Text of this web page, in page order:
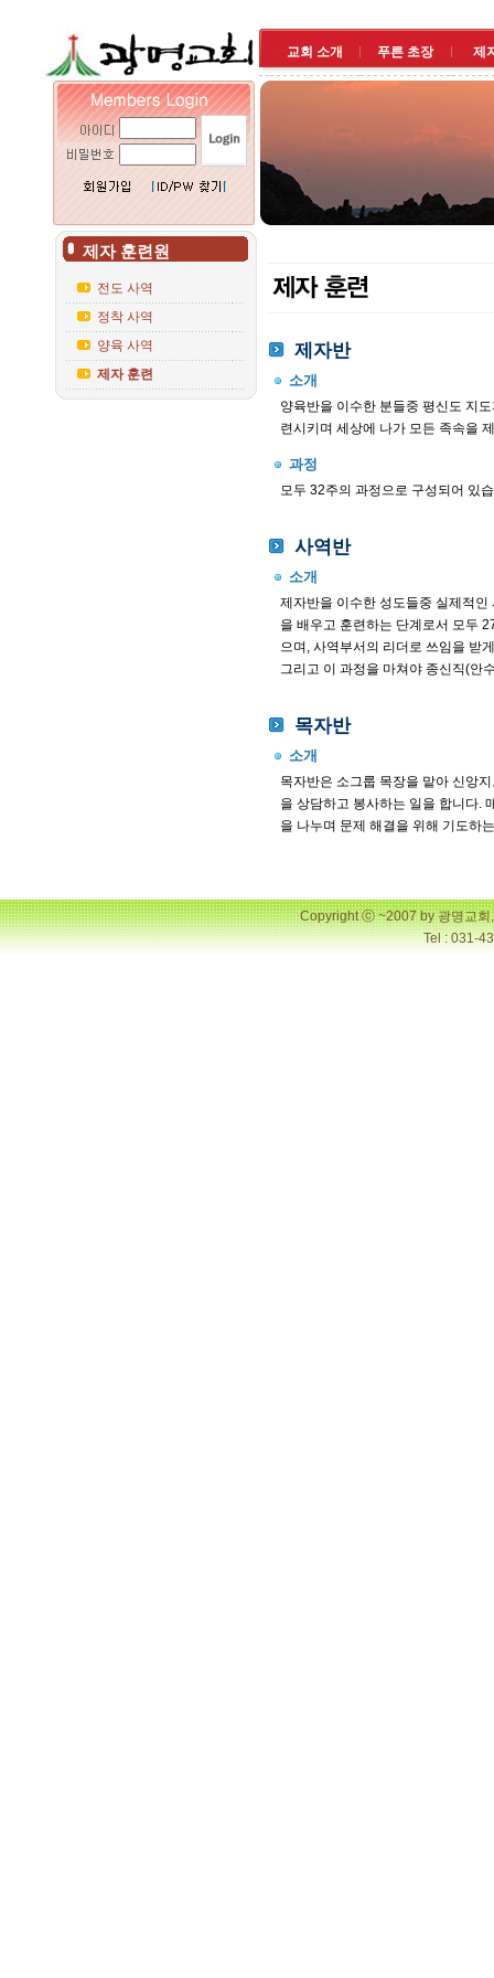
교회 소개 푸른 초장 제
제자 훈련원
전도 사역
정착 사역
양육 사역
제자 훈련
제자반
소개
양육반을 이수한 분들중 평신도 지
련시키며 세상에 나가 모든 족속을
과정
모두 32주의 과정으로 구성되어 있
사역반
소개
제자반을 이수한 성도들중 실제적
을 배우고 훈련하는 단계로서 모두
으며, 사역부서의 리더로 쓰임을 받
그리고 이 과정을 마쳐야 종신직(안
목자반
소개
목자반은 소그룹 목장을 맡아 신앙
을 상담하고 봉사하는 일을 합니다.
을 나누며 문제 해결을 위해 기도하
Copyright ⓒ ~2007 by 광명교
Tel : 031-